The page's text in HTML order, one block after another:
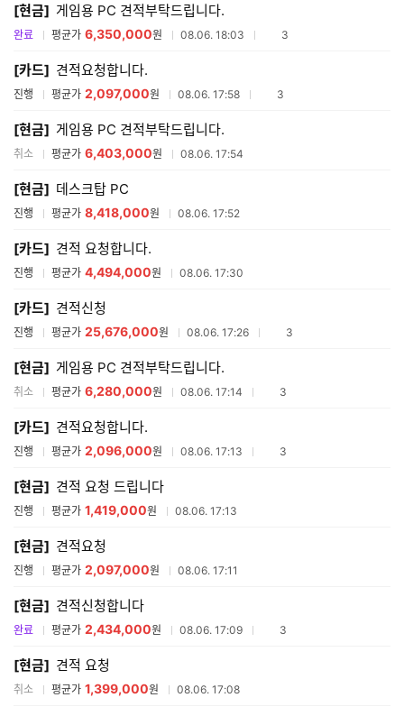
[현금] 게임용 PC 견적부탁드립니다.
완료 평균가 6,350,000원 08.06. 18:03 참여업체수
3
[카드] 견적요청합니다.
진행 평균가 2,097,000원 08.06. 17:58 참여업체수
3
[현금] 게임용 PC 견적부탁드립니다.
취소 평균가 6,403,000원 08.06. 17:54
[현금] 데스크탑 PC
진행 평균가 8,418,000원 08.06. 17:52
[카드] 견적 요청합니다.
진행 평균가 4,494,000원 08.06. 17:30
[카드] 견적신청
진행 평균가 25,676,000원 08.06. 17:26 참여업체수
3
[현금] 게임용 PC 견적부탁드립니다.
취소 평균가 6,280,000원 08.06. 17:14 참여업체수
3
[카드] 견적요청합니다.
진행 평균가 2,096,000원 08.06. 17:13 참여업체수
3
[현금] 견적 요청 드립니다
진행 평균가 1,419,000원 08.06. 17:13
[현금] 견적요청
진행 평균가 2,097,000원 08.06. 17:11
[현금] 견적신청합니다
완료 평균가 2,434,000원 08.06. 17:09 참여업체수
3
[현금] 견적 요청
취소 평균가 1,399,000원 08.06. 17:08